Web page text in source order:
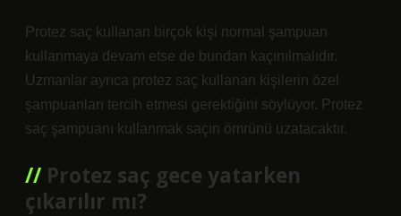
Protez saç kullanan birçok kişi normal şampuan
kullanmaya devam etse de bundan kaçınılmalıdır.
Uzmanlar ayrıca protez saç kullanan kişilerin özel
şampuanları tercih etmesi gerektiğini söylüyor. Protez
saç şampuanı kullanmak saçın ömrünü uzatacaktır.
Protez saç gece yatarken
çıkarılır mı?